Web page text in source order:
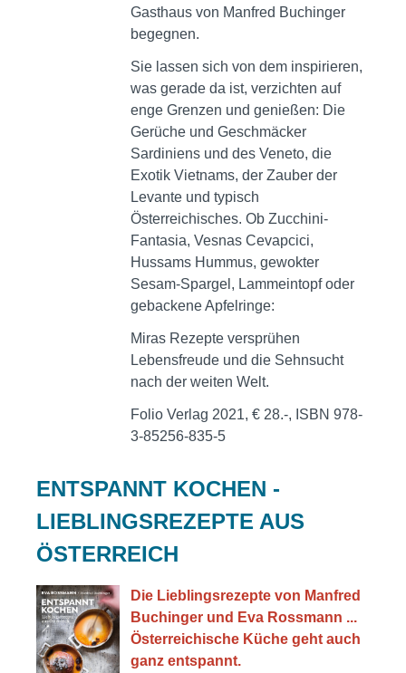
Gasthaus von Manfred Buchinger
begegnen.
Sie lassen sich von dem inspirieren,
was gerade da ist, verzichten auf
enge Grenzen und genießen: Die
Gerüche und Geschmäcker
Sardiniens und des Veneto, die
Exotik Vietnams, der Zauber der
Levante und typisch
Österreichisches. Ob Zucchini-
Fantasia, Vesnas Cevapcici,
Hussams Hummus, gewokter
Sesam-Spargel, Lammeintopf oder
gebackene Apfelringe:
Miras Rezepte versprühen
Lebensfreude und die Sehnsucht
nach der weiten Welt.
Folio Verlag 2021, € 28.-, ISBN 978-
3-85256-835-5
ENTSPANNT KOCHEN -
LIEBLINGSREZEPTE AUS
ÖSTERREICH
Die Lieblingsrezepte von Manfred
Buchinger und Eva Rossmann ...
Österreichische Küche geht auch
ganz entspannt.